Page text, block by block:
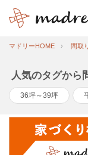
マドリーHOME 間取
人気のタグから
36坪～39坪